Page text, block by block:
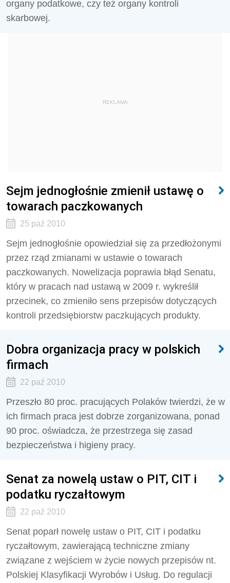
organy podatkowe, czy też organy kontroli
skarbowej.
REKLAMA
Sejm jednogłośnie zmienił ustawę o
towarach paczkowanych
25 paź 2010
Sejm jednogłośnie opowiedział się za przedłożonymi
przez rząd zmianami w ustawie o towarach
paczkowanych. Nowelizacja poprawia błąd Senatu,
który w pracach nad ustawą w 2009 r. wykreślił
przecinek, co zmieniło sens przepisów dotyczących
kontroli przedsiębiorstw paczkujących produkty.
Dobra organizacja pracy w polskich
firmach
22 paź 2010
Przeszło 80 proc. pracujących Polaków twierdzi, że w
ich firmach praca jest dobrze zorganizowana, ponad
90 proc. oświadcza, że przestrzega się zasad
bezpieczeństwa i higieny pracy.
Senat za nowelą ustaw o PIT, CIT i
podatku ryczałtowym
22 paź 2010
Senat poparł nowelę ustaw o PIT, CIT i podatku
ryczałtowym, zawierającą techniczne zmiany
związane z wejściem w życie nowych przepisów nt.
Polskiej Klasyfikacji Wyrobów i Usług. Do regulacji